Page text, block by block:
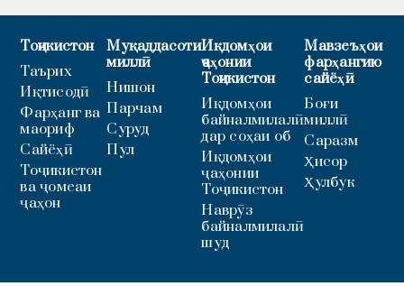
Тоҷикистон
Таърих
Иқтисодӣ
Фарҳанг ва
маориф
Сайёҳӣ
Тоҷикистон
ва ҷомеаи
ҷаҳон
Муқаддасоти
миллӣ
Нишон
Парчам
Суруд
Пул
Иқдомҳои
ҷаҳонии
Тоҷикистон
Иқдомҳои
байналмилалӣ
дар соҳаи об
Иқдомҳои
ҷаҳонии
Тоҷикистон
Наврӯз
байналмилалӣ
шуд
Мавзеъҳои
фарҳангию
сайёҳӣ
Боғи
миллӣ
Саразм
Ҳисор
Ҳулбук